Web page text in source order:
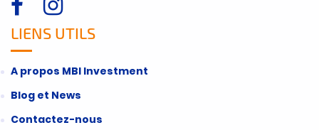
LIENS UTILS
A propos MBI Investment
Blog et News
Contactez-nous